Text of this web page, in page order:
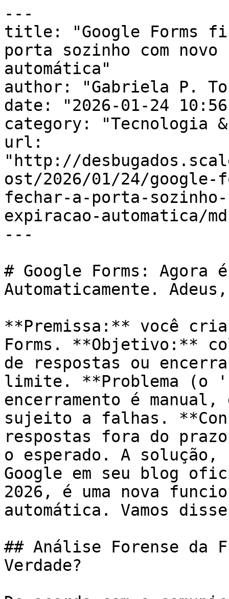
---
title: "Google Forms
porta sozinho com
automática"
author: "Gabriela P.
date: "2026-01-24
category: "Tecnologia
url:
"http://
ost/2026/01/24/google-
fechar-a-porta-sozinho-
expiracao-automatica/
---
# Google Forms: Agora
Automaticamente.
**Premissa:** você
Forms. **Objetivo:**
de respostas ou
limite. **Problema (o
encerramento é manual,
sujeito a falhas.
respostas fora do
o esperado. A solução,
Google em seu blog
2026, é uma nova
automática. Vamos
## Análise Forense da
Verdade?